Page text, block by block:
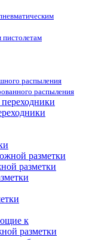
распыления
распыления
разметки